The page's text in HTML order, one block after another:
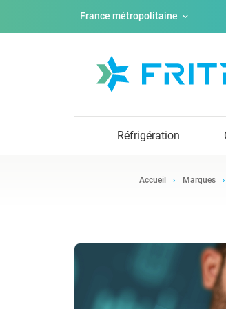
France métropolitaine
Réfrigération
Accueil Marques